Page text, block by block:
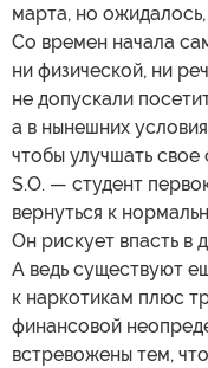
марта, но
Со времен начала
ни физической, ни
не допускали
а в нынешних
чтобы улучшать
S.O. — студент
вернуться к
Он рискует впасть в
А ведь существуют
к наркотикам плюс
финансовой
встревожены тем,